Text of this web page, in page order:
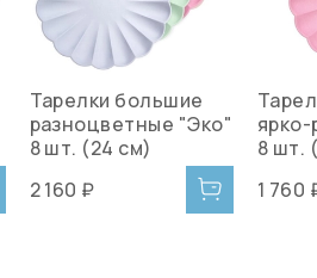
Тарелки большие
разноцветные "Эко"
8 шт. (24 см)
2 160 ₽
8 шт.
1 760